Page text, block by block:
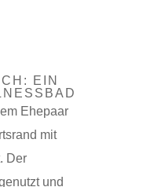
EIN
Ehepaar
mit
Der
und